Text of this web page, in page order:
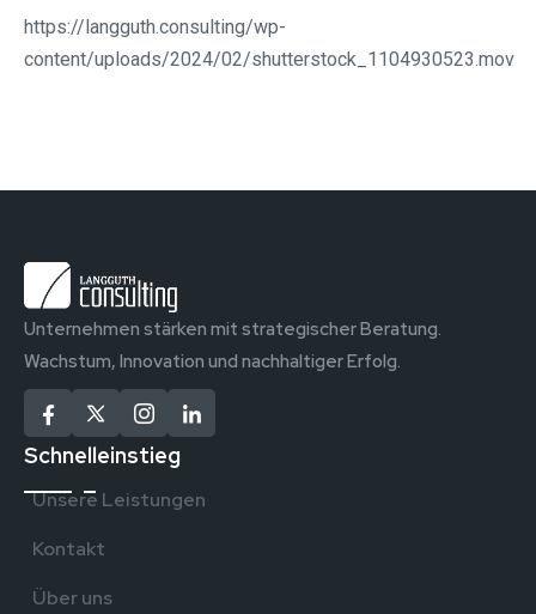
https://langguth.consulting/wp-
content/uploads/2024/02/shutterstock_1104930523.mov
Unternehmen stärken mit strategischer Beratung.
Wachstum, Innovation und nachhaltiger Erfolg.
Schnelleinstieg
Unsere Leistungen
Kontakt
Über uns